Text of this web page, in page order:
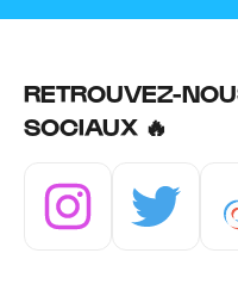
RETROUVEZ-
SOCIAUX 🔥